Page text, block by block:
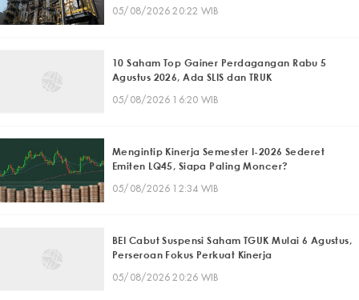
05/08/2026 20:22 WIB
10 Saham Top Gainer Perdagangan Rabu 5
Agustus 2026, Ada SLIS dan TRUK
05/08/2026 16:20 WIB
Mengintip Kinerja Semester I-2026 Sederet
Emiten LQ45, Siapa Paling Moncer?
05/08/2026 12:34 WIB
BEI Cabut Suspensi Saham TGUK Mulai 6 Agustus,
Perseroan Fokus Perkuat Kinerja
05/08/2026 20:26 WIB